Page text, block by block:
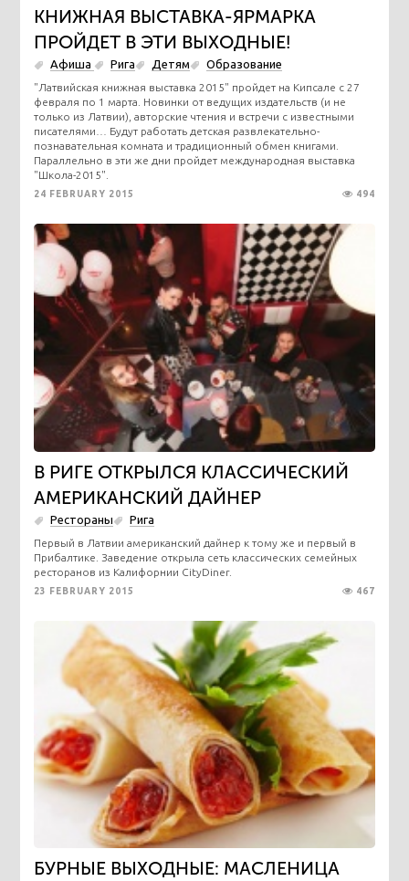
КНИЖНАЯ ВЫСТАВКА-ЯРМАРКА
ПРОЙДЕТ В ЭТИ ВЫХОДНЫЕ!
Афиша Рига Детям Образование
"Латвийская книжная выставка 2015" пройдет на Кипсале с 27
февраля по 1 марта. Новинки от ведущих издательств (и не
только из Латвии), авторские чтения и встречи с известными
писателями… Будут работать детская развлекательно-
познавательная комната и традиционный обмен книгами.
Параллельно в эти же дни пройдет международная выставка
"Школа-2015".
24 FEBRUARY 2015 494
В РИГЕ ОТКРЫЛСЯ КЛАССИЧЕСКИЙ
АМЕРИКАНСКИЙ ДАЙНЕР
Рестораны Рига
Первый в Латвии американский дайнер к тому же и первый в
Прибалтике. Заведение открыла сеть классических семейных
ресторанов из Калифорнии CityDiner.
23 FEBRUARY 2015 467
БУРНЫЕ ВЫХОДНЫЕ: МАСЛЕНИЦА